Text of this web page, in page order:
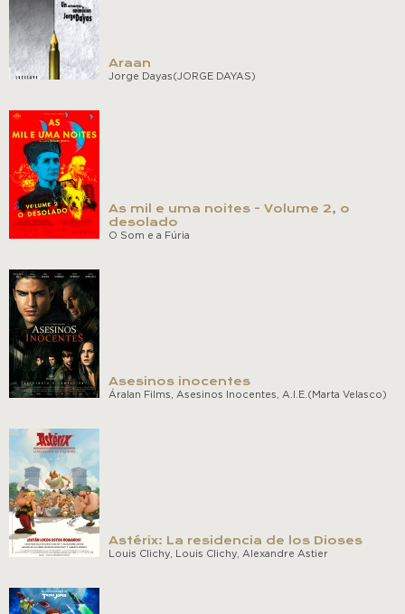
Araan
Jorge Dayas(JORGE DAYAS)
As mil e uma noites - Volume 2, o
desolado
O Som e a Fúria
Asesinos inocentes
Áralan Films, Asesinos Inocentes, A.I.E.(Marta Velasco)
Astérix: La residencia de los Dioses
Louis Clichy, Louis Clichy, Alexandre Astier